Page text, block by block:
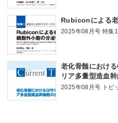
Rubiconによる
2025年08月号 特集1
老化骨髄におけ
リア多量型造血
性
2025年08月号 トピ